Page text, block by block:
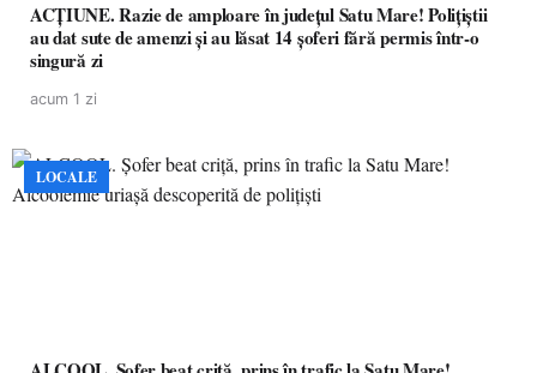
ACȚIUNE. Razie de amploare în județul Satu Mare! Polițiștii
au dat sute de amenzi și au lăsat 14 șoferi fără permis într-o
singură zi
acum 1 zi
LOCALE